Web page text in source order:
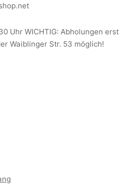
Uhr WICHTIG: Abholungen erst
Waiblinger Str. 53 möglich!